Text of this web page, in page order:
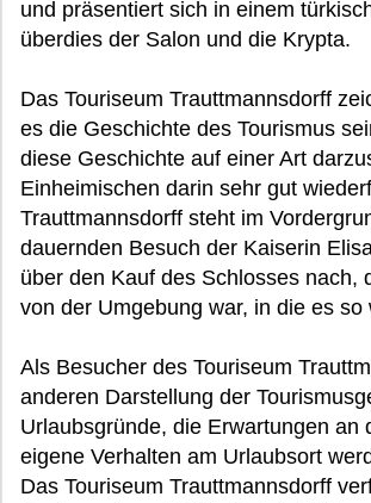
und präsentiert sich in einem
überdies der Salon und die Krypta.
Das Touriseum Trauttmannsdorff
es die Geschichte des Tourismus
diese Geschichte auf einer Art
Einheimischen darin sehr gut
Trauttmannsdorff steht im
dauernden Besuch der Kaiserin
über den Kauf des Schlosses nach,
von der Umgebung war, in die es
Als Besucher des Touriseum
anderen Darstellung der
Urlaubsgründe, die Erwartungen
eigene Verhalten am Urlaubsort
Das Touriseum Trauttmannsdorff